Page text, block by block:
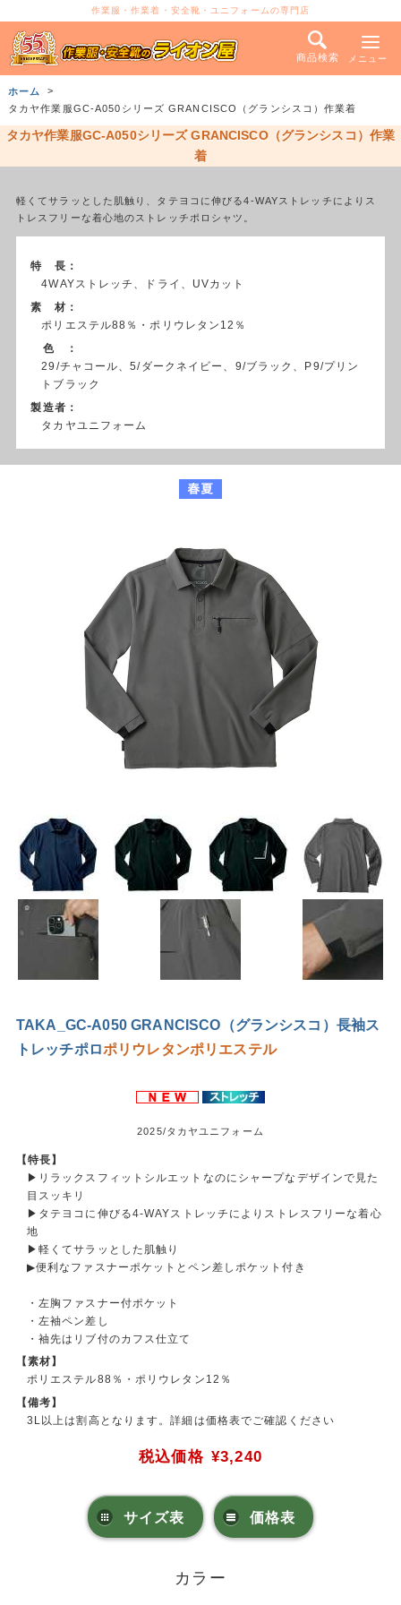
作業服・作業着・安全靴・ユニフォームの専門店
商品検索 メニュー
ホーム
タカヤ作業服GC-A050シリーズ GRANCISCO（グランシスコ）作業着
タカヤ作業服GC-A050シリーズ GRANCISCO（グランシスコ）作業
着
軽くてサラッとした肌触り、タテヨコに伸びる4-WAYストレッチによりス
トレスフリーな着心地のストレッチポロシャツ。
特 長：
4WAYストレッチ、ドライ、UVカット
素 材：
ポリエステル88％・ポリウレタン12％
色 ：
29/チャコール、5/ダークネイビー、9/ブラック、P9/プリン
トブラック
製造者：
タカヤユニフォーム
TAKA_GC-A050 GRANCISCO（グランシスコ）長袖ス
トレッチポロポリウレタンポリエステル
2025/タカヤユニフォーム
【特長】
▶リラックスフィットシルエットなのにシャープなデザインで見た
目スッキリ
▶タテヨコに伸びる4-WAYストレッチによりストレスフリーな着心
地
▶軽くてサラッとした肌触り
▶便利なファスナーポケットとペン差しポケット付き
・左胸ファスナー付ポケット
・左袖ペン差し
・袖先はリブ付のカフス仕立て
【素材】
ポリエステル88％・ポリウレタン12％
【備考】
3L以上は割高となります。詳細は価格表でご確認ください
税込価格 ¥3,240
サイズ表 価格表
カラー